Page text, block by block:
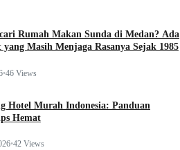
Rumah Makan Sunda di Medan? Ada
yang Masih Menjaga Rasanya Sejak 1985
•46 Views
Hotel Murah Indonesia: Panduan
Hemat
•42 Views